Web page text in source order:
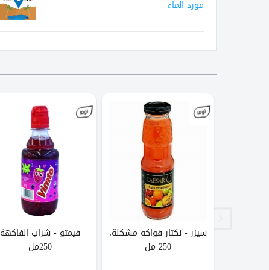
مورد الماء
سيزر - نكتار فواكه مشكلة،
250 مل
فيمتو - شراب الفاكهة
250مل